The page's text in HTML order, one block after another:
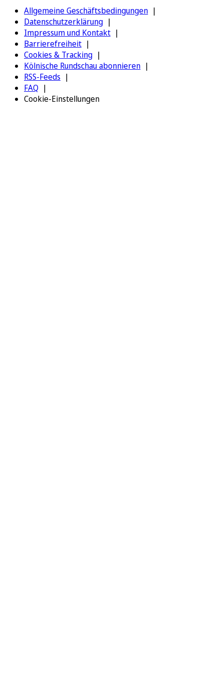
Allgemeine Geschäftsbedingungen
Datenschutzerklärung
Impressum und Kontakt
Barrierefreiheit
Cookies & Tracking
Kölnische Rundschau abonnieren
RSS-Feeds
FAQ
Cookie-Einstellungen